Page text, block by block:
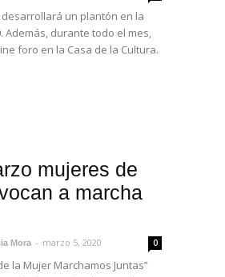
desarrollará un plantón en la
Además, durante todo el mes,
foro en la Casa de la Cultura.
mujeres de
a marcha
Mora - marzo 5, 2020 0
la Mujer Marchamos Juntas”